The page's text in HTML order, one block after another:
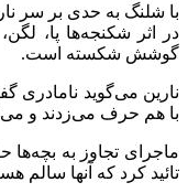
با شلنگ به حدی بر سر
در اثر شکنجه‌ها پا،
گوشش شکسته است.
نارین می‌گوید نامادری
با هم حرف می‌زدند و
ماجرای تجاوز به بچه‌ها
تائید کرد که آنها سالم